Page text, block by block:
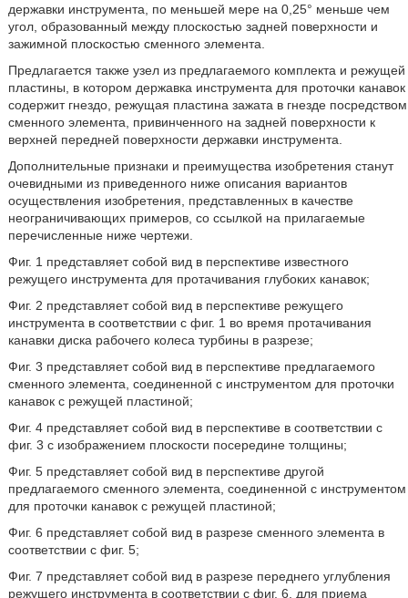
державки инструмента, по меньшей мере на 0,25° меньше чем
угол, образованный между плоскостью задней поверхности и
зажимной плоскостью сменного элемента.
Предлагается также узел из предлагаемого комплекта и режущей
пластины, в котором державка инструмента для проточки канавок
содержит гнездо, режущая пластина зажата в гнезде посредством
сменного элемента, привинченного на задней поверхности к
верхней передней поверхности державки инструмента.
Дополнительные признаки и преимущества изобретения станут
очевидными из приведенного ниже описания вариантов
осуществления изобретения, представленных в качестве
неограничивающих примеров, со ссылкой на прилагаемые
перечисленные ниже чертежи.
Фиг. 1 представляет собой вид в перспективе известного
режущего инструмента для протачивания глубоких канавок;
Фиг. 2 представляет собой вид в перспективе режущего
инструмента в соответствии с фиг. 1 во время протачивания
канавки диска рабочего колеса турбины в разрезе;
Фиг. 3 представляет собой вид в перспективе предлагаемого
сменного элемента, соединенной с инструментом для проточки
канавок с режущей пластиной;
Фиг. 4 представляет собой вид в перспективе в соответствии с
фиг. 3 с изображением плоскости посередине толщины;
Фиг. 5 представляет собой вид в перспективе другой
предлагаемого сменного элемента, соединенной с инструментом
для проточки канавок с режущей пластиной;
Фиг. 6 представляет собой вид в разрезе сменного элемента в
соответствии с фиг. 5;
Фиг. 7 представляет собой вид в разрезе переднего углубления
режущего инструмента в соответствии с фиг. 6, для приема